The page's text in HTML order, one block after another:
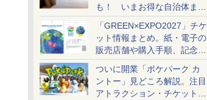
も！ いまお得な自治体まと
め
「GREEN×EXPO2027」チケ
ット情報まとめ。紙・電子の
販売店舗や購入手順、記念チ
ケットも解説
ついに開業「ポケパーク カ
ントー」見どころ解説。注目
アトラクション・チケット手